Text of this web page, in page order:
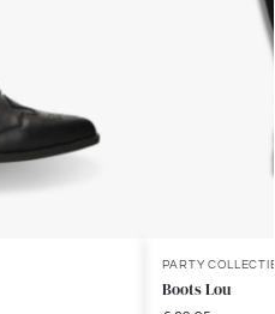
PARTY
Boots Lou